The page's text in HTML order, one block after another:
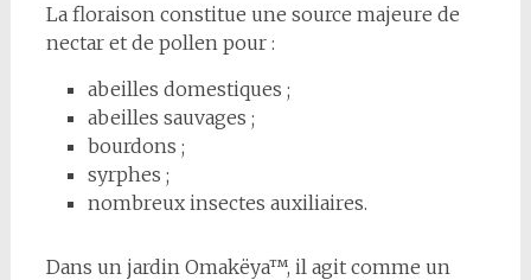
La floraison constitue une source majeure de
nectar et de pollen pour :
abeilles domestiques ;
abeilles sauvages ;
bourdons ;
syrphes ;
nombreux insectes auxiliaires.
Dans un jardin Omakëya™, il agit comme un